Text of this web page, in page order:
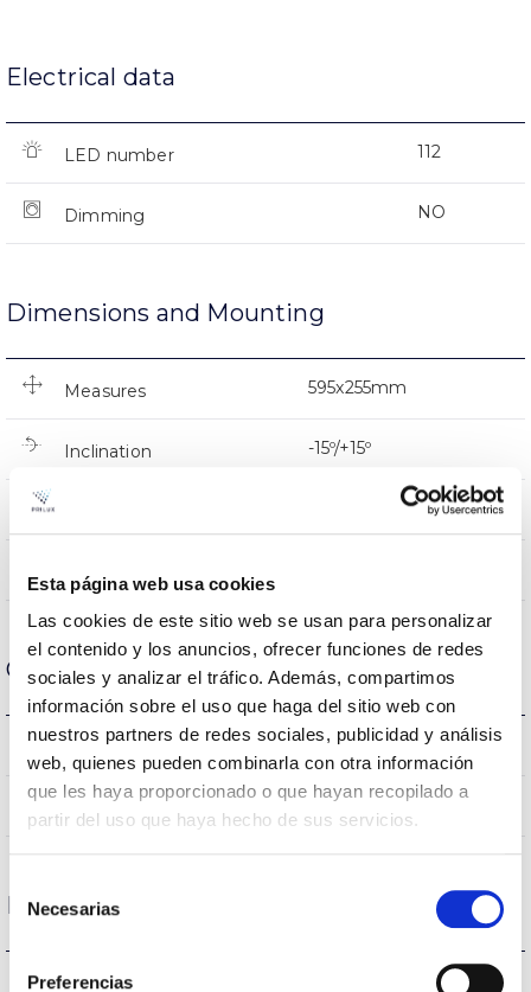
Esta página web usa cookies
Las cookies de este sitio web se usan para personalizar
el contenido y los anuncios, ofrecer funciones de redes
sociales y analizar el tráfico. Además, compartimos
información sobre el uso que haga del sitio web con
nuestros partners de redes sociales, publicidad y análisis
web, quienes pueden combinarla con otra información
que les haya proporcionado o que hayan recopilado a
partir del uso que haya hecho de sus servicios.
de Necesarias
Preferencias
Electrical data
LED number 112
Dimming NO
Dimensions and Mounting
Measures 595x255mm
Inclination -15º/+15º
Lighting
Optical data
Colour temperature 3000K
Opening angle 100ºX40º
Housing and Finish
IK Impact resistance